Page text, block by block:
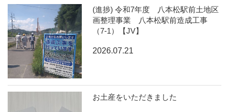
(進捗) 令和7年度 八本松駅前土地区
画整理事業 八本松駅前造成工事
（7-1）【JV】
2026.07.21
お土産をいただきました